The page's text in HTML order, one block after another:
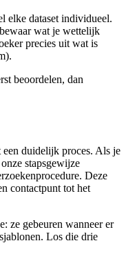
elke dataset individueel.
wat je wettelijk
precies uit wat is
beoordelen, dan
duidelijk proces. Als je
stapsgewijze
Deze
contactpunt tot het
ze gebeuren wanneer er
Los die drie